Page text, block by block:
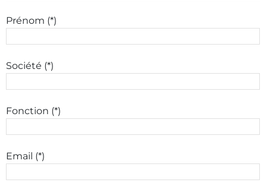
Prénom (*)
Société (*)
Fonction (*)
Email (*)